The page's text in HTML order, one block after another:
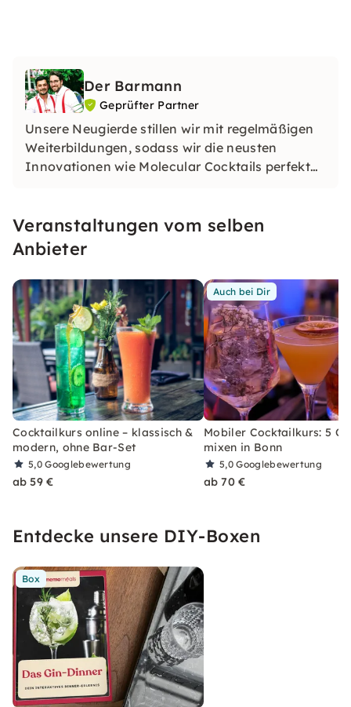
Der Barmann
Geprüfter Partner
Unsere Neugierde stillen wir mit regelmäßigen
Weiterbildungen, sodass wir die neusten
Innovationen wie Molecular Cocktails perfekt
Veranstaltungen vom selben
Anbieter
Cocktailkurs online – klassisch &
modern, ohne Bar-Set
5,0Googlebewertung
ab 59 €
Auch bei Dir
Mobiler Cocktailkurs: 5
mixen in Bonn
5,0Googlebewertung
ab 70 €
Entdecke unsere DIY-Boxen
Box